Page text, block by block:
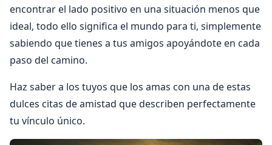
encontrar el lado positivo en una situación menos que
ideal, todo ello significa el mundo para ti, simplemente
sabiendo que tienes a tus amigos apoyándote en cada
paso del camino.
Haz saber a los tuyos que los amas con una de estas
dulces citas de amistad que describen perfectamente
tu vínculo único.